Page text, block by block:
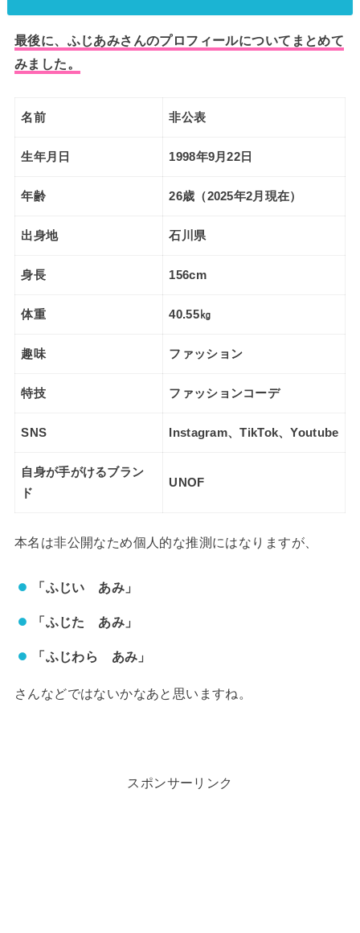
最後に、ふじあみさんのプロフィールについてまとめて
みました。
名前 非公表
生年月日 1998年9月22日
年齢 26歳（2025年2月現在）
出身地 石川県
身長 156cm
体重 40.55㎏
趣味 ファッション
特技 ファッションコーデ
SNS Instagram、TikTok、Youtube
自身が手がけるブラン
ド
UNOF
本名は非公開なため個人的な推測にはなりますが、
「ふじい あみ」
「ふじた あみ」
「ふじわら あみ」
さんなどではないかなあと思いますね。
スポンサーリンク